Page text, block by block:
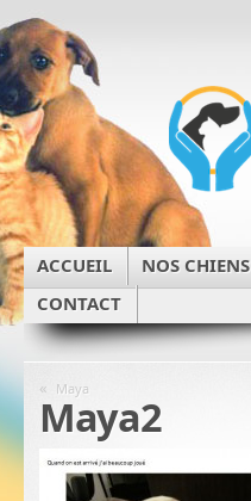
ACCUEIL NOS CHIENS
CONTACT
« Maya
Maya2